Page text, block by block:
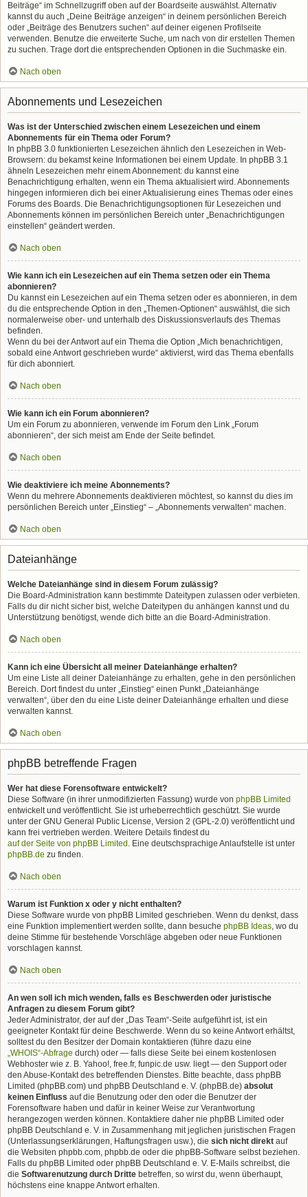
Beiträge“ im Schnellzugriff oben auf der Boardseite auswählst. Alternativ
kannst du auch „Deine Beiträge anzeigen“ in deinem persönlichen Bereich
oder „Beiträge des Benutzers suchen“ auf deiner eigenen Profilseite
verwenden. Benutze die erweiterte Suche, um nach von dir erstellen Themen
zu suchen. Trage dort die entsprechenden Optionen in die Suchmaske ein.
Nach oben
Abonnements und Lesezeichen
Was ist der Unterschied zwischen einem Lesezeichen und einem
Abonnements für ein Thema oder Forum?
In phpBB 3.0 funktionierten Lesezeichen ähnlich den Lesezeichen in Web-
Browsern: du bekamst keine Informationen bei einem Update. In phpBB 3.1
ähneln Lesezeichen mehr einem Abonnement: du kannst eine
Benachrichtigung erhalten, wenn ein Thema aktualisiert wird. Abonnements
hingegen informieren dich bei einer Aktualisierung eines Themas oder eines
Forums des Boards. Die Benachrichtigungsoptionen für Lesezeichen und
Abonnements können im persönlichen Bereich unter „Benachrichtigungen
einstellen“ geändert werden.
Nach oben
Wie kann ich ein Lesezeichen auf ein Thema setzen oder ein Thema
abonnieren?
Du kannst ein Lesezeichen auf ein Thema setzen oder es abonnieren, in dem
du die entsprechende Option in den „Themen-Optionen“ auswählst, die sich
normalerweise ober- und unterhalb des Diskussionsverlaufs des Themas
befinden.
Wenn du bei der Antwort auf ein Thema die Option „Mich benachrichtigen,
sobald eine Antwort geschrieben wurde“ aktivierst, wird das Thema ebenfalls
für dich abonniert.
Nach oben
Wie kann ich ein Forum abonnieren?
Um ein Forum zu abonnieren, verwende im Forum den Link „Forum
abonnieren“, der sich meist am Ende der Seite befindet.
Nach oben
Wie deaktiviere ich meine Abonnements?
Wenn du mehrere Abonnements deaktivieren möchtest, so kannst du dies im
persönlichen Bereich unter „Einstieg“ – „Abonnements verwalten“ machen.
Nach oben
Dateianhänge
Welche Dateianhänge sind in diesem Forum zulässig?
Die Board-Administration kann bestimmte Dateitypen zulassen oder verbieten.
Falls du dir nicht sicher bist, welche Dateitypen du anhängen kannst und du
Unterstützung benötigst, wende dich bitte an die Board-Administration.
Nach oben
Kann ich eine Übersicht all meiner Dateianhänge erhalten?
Um eine Liste all deiner Dateianhänge zu erhalten, gehe in den persönlichen
Bereich. Dort findest du unter „Einstieg“ einen Punkt „Dateianhänge
verwalten“, über den du eine Liste deiner Dateianhänge erhalten und diese
verwalten kannst.
Nach oben
phpBB betreffende Fragen
Wer hat diese Forensoftware entwickelt?
Diese Software (in ihrer unmodifizierten Fassung) wurde von phpBB Limited
entwickelt und veröffentlicht. Sie ist urheberrechtlich geschützt. Sie wurde
unter der GNU General Public License, Version 2 (GPL-2.0) veröffentlicht und
kann frei vertrieben werden. Weitere Details findest du
auf der Seite von phpBB Limited . Eine deutschsprachige Anlaufstelle ist unter
phpBB.de zu finden.
Nach oben
Warum ist Funktion x oder y nicht enthalten?
Diese Software wurde von phpBB Limited geschrieben. Wenn du denkst, dass
eine Funktion implementiert werden sollte, dann besuche phpBB Ideas, wo du
deine Stimme für bestehende Vorschläge abgeben oder neue Funktionen
vorschlagen kannst.
Nach oben
An wen soll ich mich wenden, falls es Beschwerden oder juristische
Anfragen zu diesem Forum gibt?
Jeder Administrator, der auf der „Das Team“-Seite aufgeführt ist, ist ein
geeigneter Kontakt für deine Beschwerde. Wenn du so keine Antwort erhältst,
solltest du den Besitzer der Domain kontaktieren (führe dazu eine
„WHOIS“-Abfrage durch) oder — falls diese Seite bei einem kostenlosen
Webhoster wie z. B. Yahoo!, free.fr, funpic.de usw. liegt — den Support oder
den Abuse-Kontakt des betreffenden Dienstes. Bitte beachte, dass phpBB
Limited (phpBB.com) und phpBB Deutschland e. V. (phpBB.de) absolut
keinen Einfluss auf die Benutzung oder den oder die Benutzer der
Forensoftware haben und dafür in keiner Weise zur Verantwortung
herangezogen werden können. Kontaktiere daher nie phpBB Limited oder
phpBB Deutschland e. V. in Zusammenhang mit jeglichen juristischen Fragen
(Unterlassungserklärungen, Haftungsfragen usw.), die sich nicht direkt auf
die Websiten phpbb.com, phpbb.de oder die phpBB-Software selbst beziehen.
Falls du phpBB Limited oder phpBB Deutschland e. V. E-Mails schreibst, die
die Softwarenutzung durch Dritte betreffen, so wirst du, wenn überhaupt,
höchstens eine knappe Antwort erhalten.